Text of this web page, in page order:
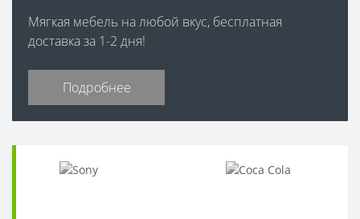
Мягкая мебель на любой вкус, бесплатная
доставка за 1-2 дня!
Подробнее